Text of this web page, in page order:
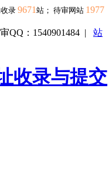
录9671 站； 待审网站 1977
QQ：1540901484 | 站
收录与提交